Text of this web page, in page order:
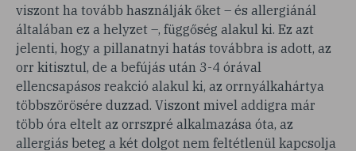
viszont ha tovább használják őket – és allergiánál
általában ez a helyzet –, függőség alakul ki. Ez azt
jelenti, hogy a pillanatnyi hatás továbbra is adott, az
orr kitisztul, de a befújás után 3-4 órával
ellencsapásos reakció alakul ki, az orrnyálkahártya
többszörösére duzzad. Viszont mivel addigra már
több óra eltelt az orrszpré alkalmazása óta, az
allergiás beteg a két dolgot nem feltétlenül kapcsolja